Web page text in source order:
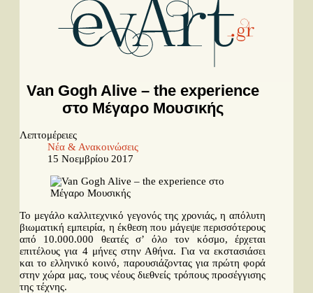
Ραπόρτο
Live & Συναυλίες
Συνεντεύξεις
Δίσκοι
Ταινίες
Βιβλία
Video News
Καλλιτέχνες
Μουσικοί
Van Gogh Alive – the experience
στο Μέγαρο Μουσικής
Λεπτομέρειες
Νέα & Ανακοινώσεις
15 Νοεμβρίου 2017
Το μεγάλο καλλιτεχνικό γεγονός της χρονιάς, η απόλυτη
βιωματική εμπειρία, η έκθεση που μάγεψε περισσότερους
από 10.000.000 θεατές σ’ όλο τον κόσμο, έρχεται
επιτέλους για 4 μήνες στην Αθήνα. Για να εκστασιάσει
και το ελληνικό κοινό, παρουσιάζοντας για πρώτη φορά
στην χώρα μας, τους νέους διεθνείς τρόπους προσέγγισης
της τέχνης.